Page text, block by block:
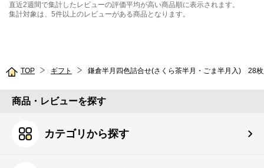
直近2週間で集計したレビューの評価平均が高い商品順に表示されます。
集計対象は、5件以上のレビューがある商品となります。
TOP ギフト 鎌倉半月四色詰合せ(さくら茶半月・ごま半月入) 28
商品・レビューを探す
カテゴリから探す